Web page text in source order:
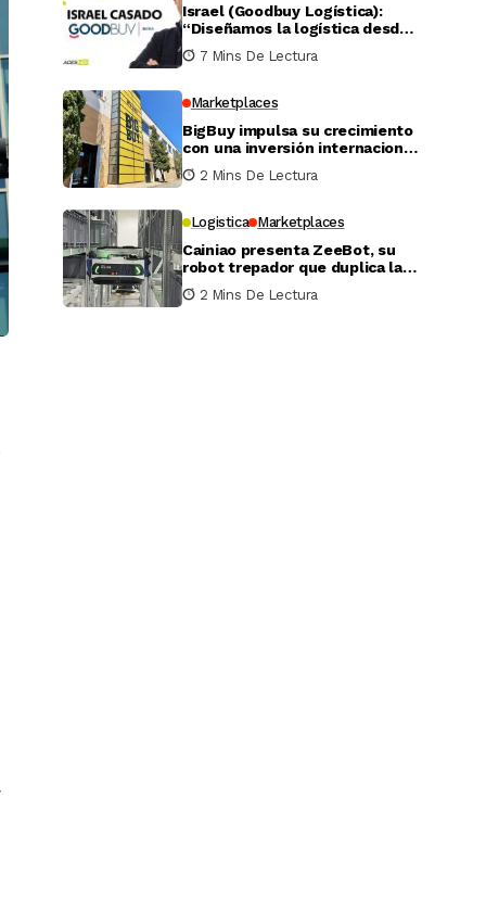
Israel (Goodbuy Logística):
“Diseñamos la logística desde
el lado real del vendedor
online”
7 Mins De Lectura
Marketplaces
BigBuy impulsa su crecimiento
con una inversión internacional
de 4 millones
2 Mins De Lectura
Logistica Marketplaces
Cainiao presenta ZeeBot, su
robot trepador que duplica la
eficiencia de almacenamiento
y recogida en pruebas reales
2 Mins De Lectura